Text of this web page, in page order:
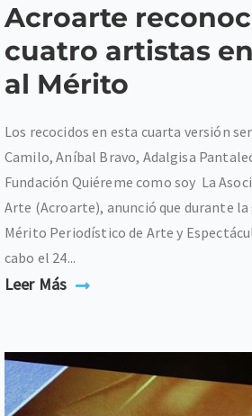
Acroarte
cuatro artistas
al Mérito
Los recocidos en esta cuarta versión
Camilo, Aníbal Bravo, Adalgisa
Fundación Quiéreme como soy La
Arte (Acroarte), anunció que durante
Mérito Periodístico de Arte y
cabo el 24...
Leer Más